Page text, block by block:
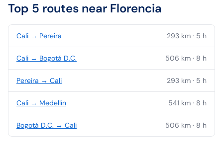
Top 5 routes near Florencia
Cali → Pereira 293 km · 5 h
Cali → Bogotá D.C. 506 km · 8 h
Pereira → Cali 293 km · 5 h
Cali → Medellín 541 km · 8 h
Bogotá D.C. → Cali 506 km · 8 h